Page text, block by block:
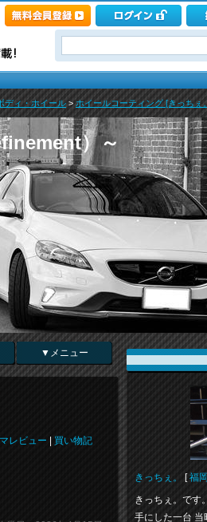
ディ・ホイール >ホイールコーティング [きっちぇ
）～
▼メニュー
レビュー
買い物記
きっちぇ。 [福
きっちぇ。です
手にした一台 当